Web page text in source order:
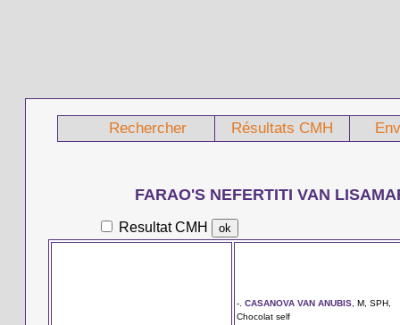
Rechercher Résultats CMH
FARAO'S NEFERTITI VAN
Resultat CMH
-. CASANOVA VAN ANUBIS , M, SPH,
Chocolat self